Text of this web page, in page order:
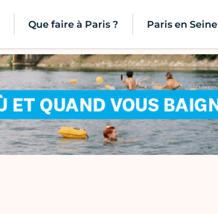
Que faire à Paris ? Paris en Seine